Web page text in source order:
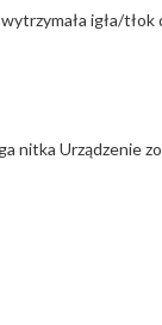
igła/
nitka Urządzenie